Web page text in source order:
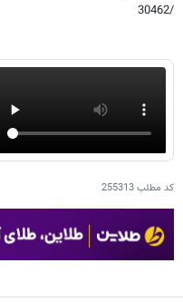
/30462
کد مطلب255313